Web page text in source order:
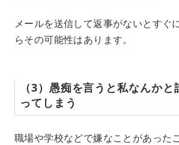
メールを送信して返事がないとすぐ
らその可能性はあります。
（3）愚痴を言うと私なんか
ってしまう
職場や学校などで嫌なことがあった